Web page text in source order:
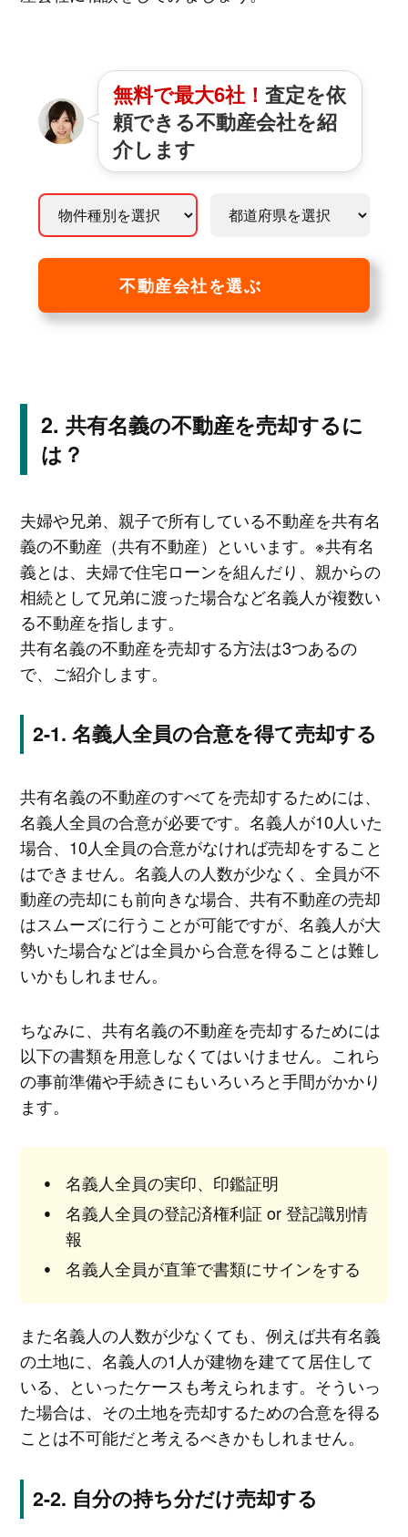
無料で最大6社！ 査定を依
頼できる不動産会社を紹
介します
不動産会社を選ぶ
共有名義の不動産を売却するに
は？
夫婦や兄弟、親子で所有している不動産を共有名
義の不動産（共有不動産）といいます。※共有名
義とは、夫婦で住宅ローンを組んだり、親からの
相続として兄弟に渡った場合など名義人が複数い
る不動産を指します。
共有名義の不動産を売却する方法は3つあるの
で、ご紹介します。
名義人全員の合意を得て売却する
共有名義の不動産のすべてを売却するためには、
名義人全員の合意が必要です。名義人が10人いた
場合、10人全員の合意がなければ売却をすること
はできません。名義人の人数が少なく、全員が不
動産の売却にも前向きな場合、共有不動産の売却
はスムーズに行うことが可能ですが、名義人が大
勢いた場合などは全員から合意を得ることは難し
いかもしれません。
ちなみに、共有名義の不動産を売却するためには
以下の書類を用意しなくてはいけません。これら
の事前準備や手続きにもいろいろと手間がかかり
ます。
名義人全員の実印、印鑑証明
名義人全員の登記済権利証 or 登記識別情
報
名義人全員が直筆で書類にサインをする
また名義人の人数が少なくても、例えば共有名義
の土地に、名義人の1人が建物を建てて居住して
いる、といったケースも考えられます。そういっ
た場合は、その土地を売却するための合意を得る
ことは不可能だと考えるべきかもしれません。
自分の持ち分だけ売却する